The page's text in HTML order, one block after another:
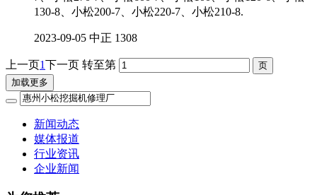
130-8、小松200-7、小松220-7、小松210-8.
2023-09-05 中正 1308
上一页1下一页 转至第
加载更多
新闻动态
媒体报道
行业资讯
企业新闻